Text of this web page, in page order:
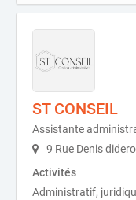
ST CONSEIL
Assistante
9 Rue Denis
Activités
Administratif,